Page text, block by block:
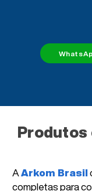
Produtos
A Arkom Brasil
completas para